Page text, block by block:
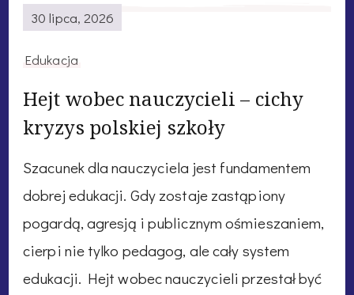
30 lipca, 2026
Edukacja
Hejt wobec nauczycieli – cichy
kryzys polskiej szkoły
Szacunek dla nauczyciela jest fundamentem
dobrej edukacji. Gdy zostaje zastąpiony
pogardą, agresją i publicznym ośmieszaniem,
cierpi nie tylko pedagog, ale cały system
edukacji. Hejt wobec nauczycieli przestał być